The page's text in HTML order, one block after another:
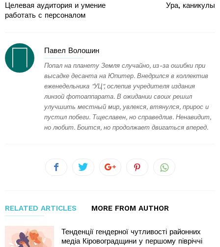
Целевая аудитория и умение
работать с персоналом
Ура, каникулы
Павел Волошин
Попал на планету Земля случайно, из-за ошибки при
высадке десанта на Юпитер. Внедрился в коллектив
еженедельника "УЦ", ослепив учредителя издания
линзой фотоаппарата. В ожидании своих решил
улучшить местный мир, увлекся, втянулся, прирос и
пустил побеги. Тщеславен, но справедлив. Ненавидит,
но любит. Боится, но продолжает двигаться вперед.
RELATED ARTICLES MORE FROM AUTHOR
Тенденції гендерної чутливості районних
медіа Кіровоградщини у першому півріччі